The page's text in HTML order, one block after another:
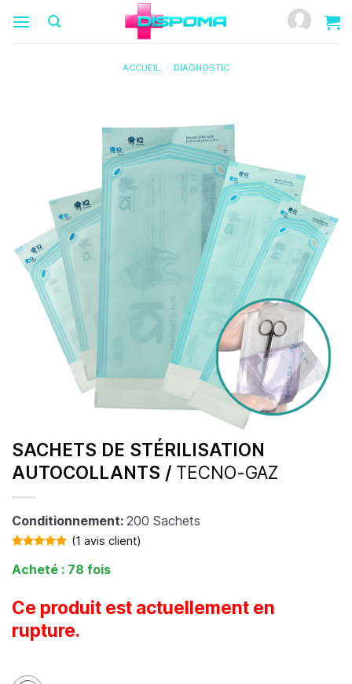
ACCUEIL / DIAGNOSTIC
SACHETS DE STÉRILISATION
AUTOCOLLANTS / TECNO-GAZ
Conditionnement: 200 Sachets
sur 5 basé
(1 avis client)
Acheté : 78 fois
Ce produit est actuellement en
rupture.